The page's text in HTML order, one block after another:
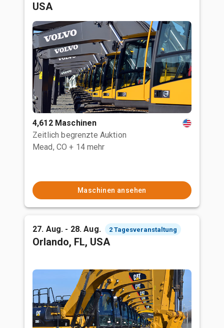
USA
4,612 Maschinen
Zeitlich begrenzte Auktion
Mead, CO + 14 mehr
Maschinen ansehen
27. Aug. - 28. Aug. 2 Tagesveranstaltung
Orlando, FL, USA